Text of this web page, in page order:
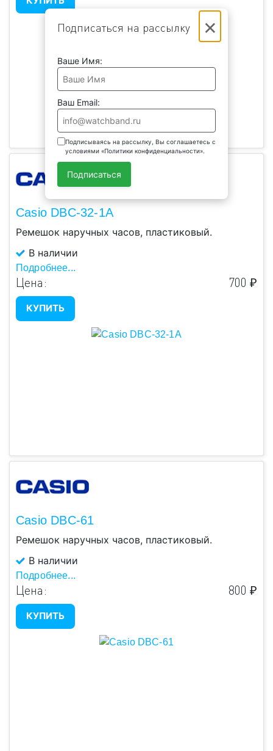
×
Подписаться на рассылку
Ваше Имя:
Ваш Email:
Подписываясь на рассылку, Вы соглашаетесь с
условиями «Политики конфиденциальности».
Подписаться
Casio DBC-32-1A
Ремешок наручных часов, пластиковый.
В наличии
Подробнее...
Цена: 700 ₽
КУПИТЬ
Casio DBC-61
Ремешок наручных часов, пластиковый.
В наличии
Подробнее...
Цена: 800 ₽
КУПИТЬ